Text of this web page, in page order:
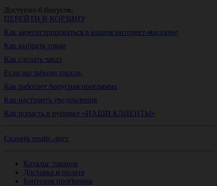
Доступно 0 бонусов.
ПЕРЕЙТИ В КОРЗИНУ
Как зарегистрироваться в нашем интернет-магазине
Как выбрать товар
Как сделать заказ
Если вы забыли пароль
Как работает бонусная программа
Как настроить уведомления
Как попасть в рубрику «НАШИ КЛИЕНТЫ»
Скачать прайс-лист
Каталог товаров
Доставка и оплата
Бонусная программа